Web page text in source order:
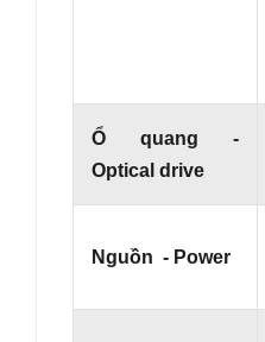
Ổ quang -
Optical drive
Nguồn - Power